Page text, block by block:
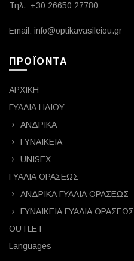
Τηλ.: +30 26650 27780
Email: info@optikavasileiou.gr
ΠΡΟΪΟΝΤΑ
ΑΡΧΙΚΗ
ΓΥΑΛΙΑ ΗΛΙΟΥ
ΑΝΔΡΙΚΑ
ΓΥΝΑΙΚΕΙΑ
UNISEX
ΓΥΑΛΙΑ ΟΡΑΣΕΩΣ
ΑΝΔΡΙΚΑ ΓΥΑΛΙΑ ΟΡΑΣΕΩΣ
ΓΥΝΑΙΚΕΙΑ ΓΥΑΛΙΑ ΟΡΑΣΕΩΣ
OUTLET
Languages